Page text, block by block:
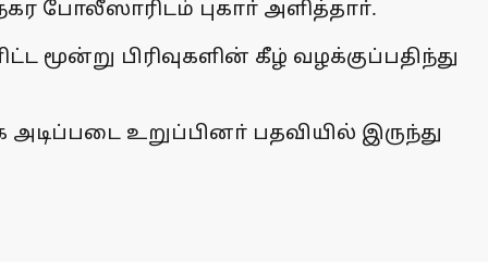
போலீஸாரிடம் புகாா் அளித்தாா்.
பிரிவுகளின் கீழ் வழக்குப்பதிந்து
உறுப்பினா் பதவியில் இருந்து